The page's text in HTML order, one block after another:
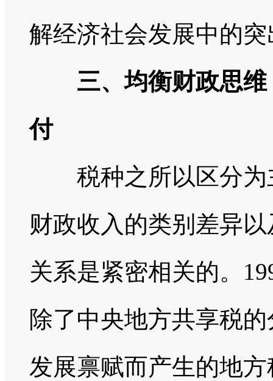
解经济社会发展中的
三、均衡财政思维
付
税种之所以区分为
财政收入的类别差异
关系是紧密相关的。
除了中央地方共享税
发展禀赋而产生的地